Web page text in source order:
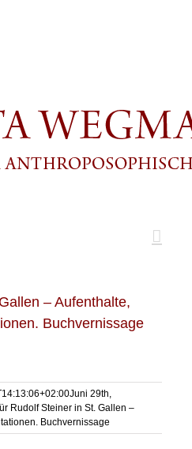
– Aufenthalte,
Buchvernissage
Juni 29th,
Rudolf Steiner in St. Gallen –
Buchvernissage